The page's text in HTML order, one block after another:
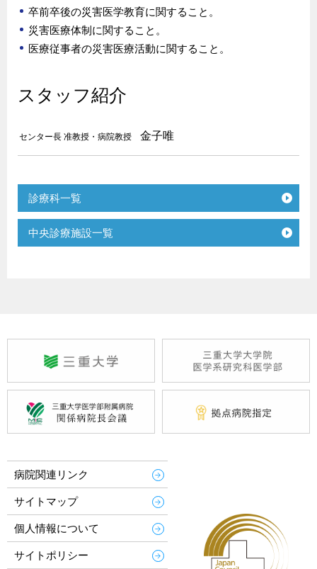
卒前卒後の災害医学教育に関すること。
災害医療体制に関すること。
医療従事者の災害医療活動に関すること。
スタッフ紹介
センター長 准教授・病院教授 金子唯
診療科一覧
中央診療施設一覧
病院関連リンク
サイトマップ
個人情報について
サイトポリシー